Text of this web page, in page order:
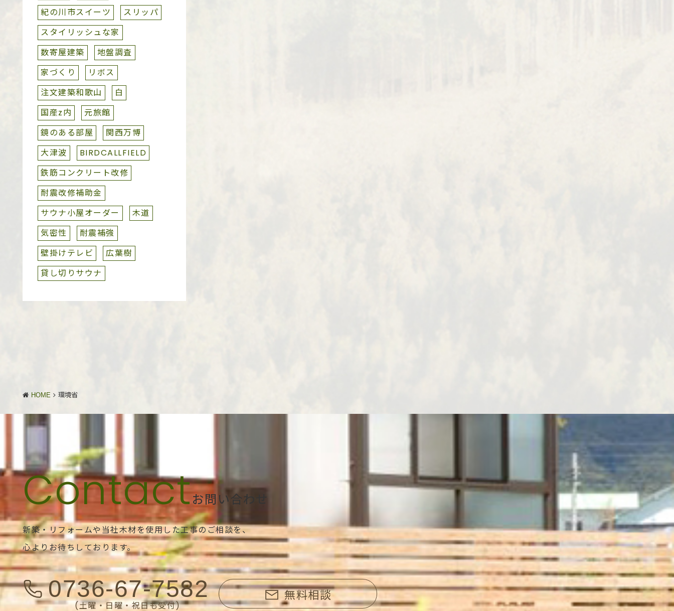
紀の川市スイーツ
スリッパ
スタイリッシュな家
数寄屋建築
地盤調査
家づくり
リボス
注文建築和歌山
白
国産z内
元旅館
鏡のある部屋
関西万博
大津波
BIRDCALLFIELD
鉄筋コンクリート改修
耐震改修補助金
サウナ小屋オーダー
木道
気密性
耐震補強
壁掛けテレビ
広葉樹
貸し切りサウナ
HOME 環境省
お問い合わせ
新築・リフォームや当社木材を使用した工事のご相談を、
心よりお待ちしております。
0736-67-7582
(土曜・日曜・祝日も受付)
無料相談